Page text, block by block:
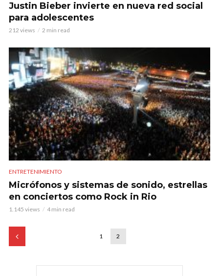
Justin Bieber invierte en nueva red social
para adolescentes
212 views 2 min read
ENTRETENIMIENTO
Micrófonos y sistemas de sonido, estrellas
en conciertos como Rock in Rio
1.145 views 4 min read
1 2